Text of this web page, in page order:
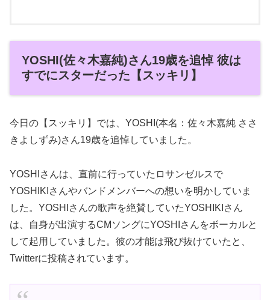
YOSHI(佐々木嘉純)さん19歳を追悼 彼は
すでにスターだった【スッキリ】
今日の【スッキリ】では、YOSHI(本名：佐々木嘉純 ささ
きよしずみ)さん19歳を追悼していました。
YOSHIさんは、直前に行っていたロサンゼルスで
YOSHIKIさんやバンドメンバーへの想いを明かしていま
した。YOSHIさんの歌声を絶賛していたYOSHIKIさん
は、自身が出演するCMソングにYOSHIさんをボーカルと
して起用していました。彼の才能は飛び抜けていたと、
Twitterに投稿されています。